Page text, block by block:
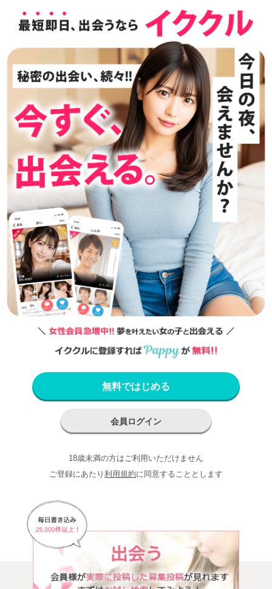
無料ではじめる
会員ログイン
18歳未満の方はご利用いただけません
ご登録にあたり 利用規約に同意することとします